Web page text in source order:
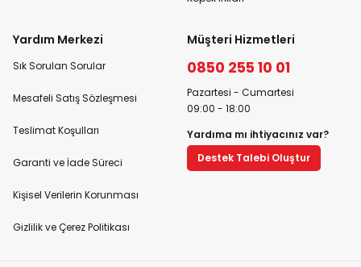
Yardım Merkezi
Sık Sorulan Sorular
Mesafeli Satış Sözleşmesi
Teslimat Koşulları
Garanti ve İade Süreci
Kişisel Verilerin Korunması
Gizlilik ve Çerez Politikası
Müşteri Hizmetleri
0850 255 10 01
Pazartesi - Cumartesi
09:00 - 18:00
Yardıma mı ihtiyacınız var?
Destek Talebi Oluştur